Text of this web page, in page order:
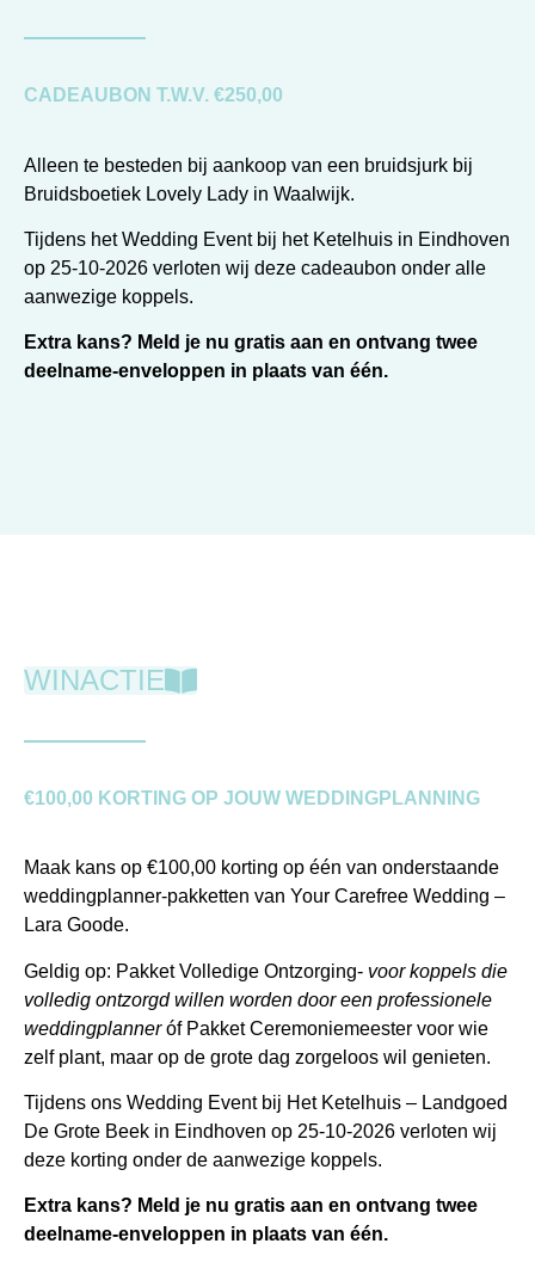
CADEAUBON T.W.V. €250,00
Alleen te besteden bij aankoop van een bruidsjurk bij
Bruidsboetiek Lovely Lady in Waalwijk.
Tijdens het Wedding Event bij het Ketelhuis in Eindhoven
op 25-10-2026 verloten wij deze cadeaubon onder alle
aanwezige koppels.
Extra kans? Meld je nu gratis aan en ontvang twee
deelname-enveloppen in plaats van één.
WINACTIE
€100,00 KORTING OP JOUW WEDDINGPLANNING
Maak kans op €100,00 korting op één van onderstaande
weddingplanner-pakketten van Your Carefree Wedding –
Lara Goode.
Geldig op: Pakket Volledige Ontzorging- voor koppels die
volledig ontzorgd willen worden door een professionele
weddingplanneróf Pakket Ceremoniemeester voor wie
zelf plant, maar op de grote dag zorgeloos wil genieten.
Tijdens ons Wedding Event bij Het Ketelhuis – Landgoed
De Grote Beek in Eindhoven op 25-10-2026 verloten wij
deze korting onder de aanwezige koppels.
Extra kans? Meld je nu gratis aan en ontvang twee
deelname-enveloppen in plaats van één.